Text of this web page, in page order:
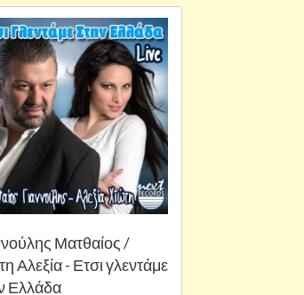
Ματθαίος /
Αλεξία - Ετσι γλεντάμε
Ελλάδα